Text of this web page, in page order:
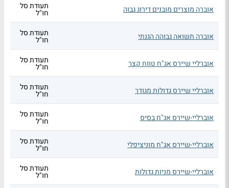
אוברה מוצרים מובנים דירוג גבוה תעודת סל
חו"ל
אוברה תשואה גבוהה הגנתי תעודת סל
חו"ל
אוברליי שיירס אג"ח טווח קצר תעודת סל
חו"ל
אוברליי שיירס גדולות מגודר תעודת סל
חו"ל
אוברליי-שיירס אג"ח בסיס תעודת סל
חו"ל
אוברליי-שיירס אג"ח מוניציפלי תעודת סל
חו"ל
אוברליי-שיירס מניות גדולות תעודת סל
חו"ל